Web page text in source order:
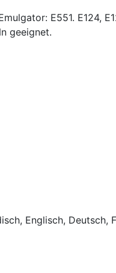
E551. E124,
geeignet.
Englisch, Deutsch,